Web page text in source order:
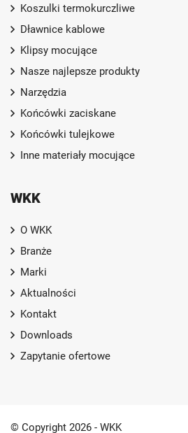
Koszulki termokurczliwe
Dławnice kablowe
Klipsy mocujące
Nasze najlepsze produkty
Narzędzia
Końcówki zaciskane
Końcówki tulejkowe
Inne materiały mocujące
WKK
O WKK
Branże
Marki
Aktualności
Kontakt
Downloads
Zapytanie ofertowe
© Copyright 2026 - WKK